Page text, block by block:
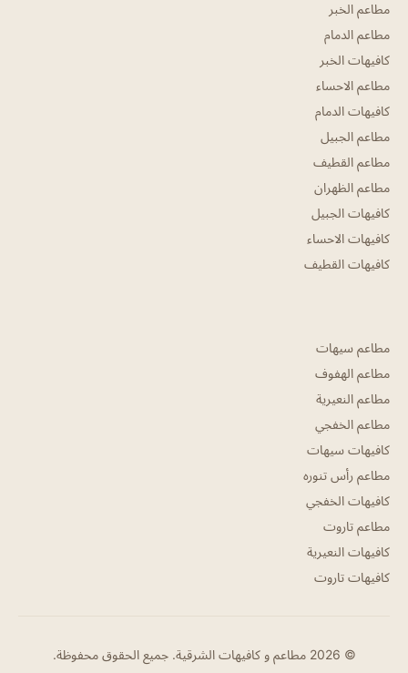
مطاعم الخبر
مطاعم الدمام
كافيهات الخبر
مطاعم الاحساء
كافيهات الدمام
مطاعم الجبيل
مطاعم القطيف
مطاعم الظهران
كافيهات الجبيل
كافيهات الاحساء
كافيهات القطيف
مطاعم سيهات
مطاعم الهفوف
مطاعم النعيرية
مطاعم الخفجي
كافيهات سيهات
مطاعم رأس تنوره
كافيهات الخفجي
مطاعم تاروت
كافيهات النعيرية
كافيهات تاروت
© 2026 مطاعم و كافيهات الشرقية. جميع الحقوق محفوظة.